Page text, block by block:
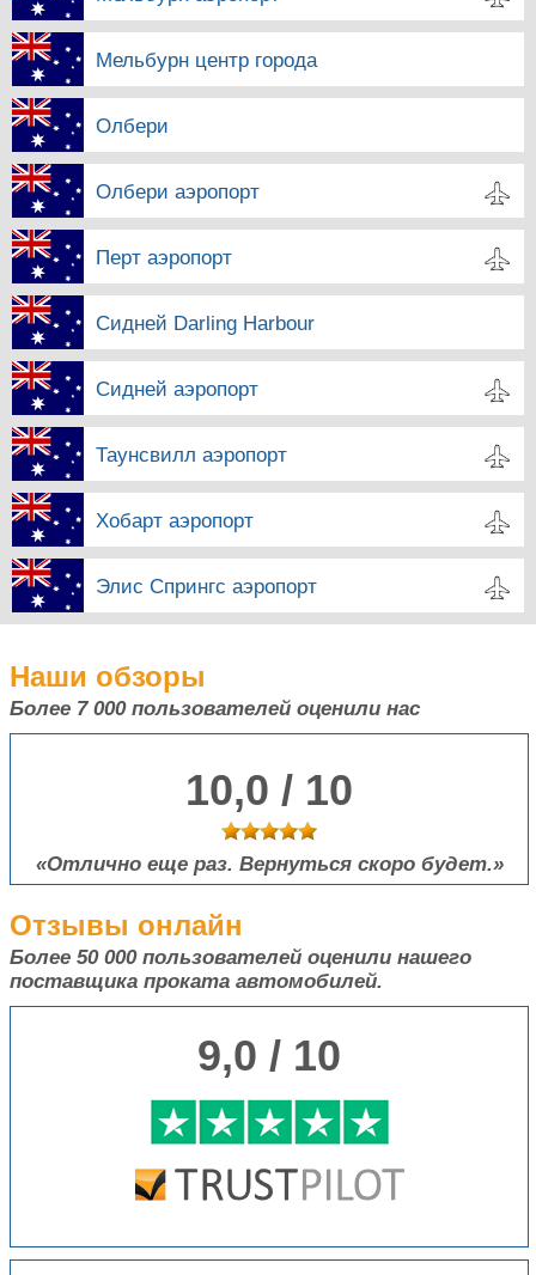
Мельбурн центр города
Олбери
Олбери аэропорт
Перт аэропорт
Сидней Darling Harbour
Сидней аэропорт
Таунсвилл аэропорт
Хобарт аэропорт
Элис Спрингс аэропорт
Наши обзоры
Более 7 000пользователей оценили нас
10,0 / 10
Отлично еще раз. Вернуться скоро будет.
Отзывы онлайн
Более 50 000пользователей оценили нашего
поставщика проката автомобилей.
9,0 / 10